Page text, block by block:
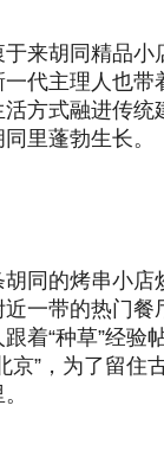
来胡同精品小
代主理人也带
方式融进传统
里蓬勃生长。
同的烤串小店
一带的热门餐
着“种草”经验
京”，为了留住